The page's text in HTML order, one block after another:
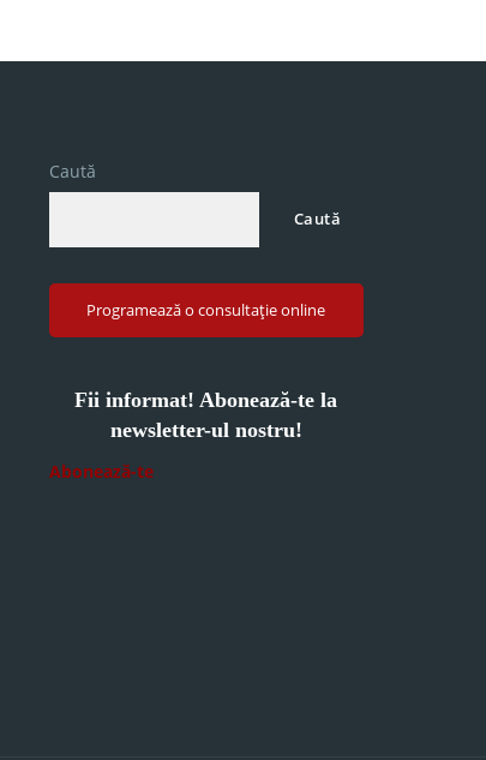
Caută
Caută
Programează o consultație online
Fii informat! Abonează-te la
newsletter-ul nostru!
Abonează-te